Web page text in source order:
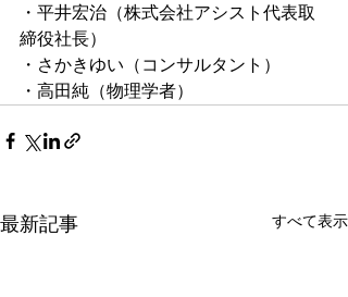
・平井宏治（株式会社アシスト代表取
締役社長）
・さかきゆい（コンサルタント）
・高田純（物理学者）
最新記事 すべて表示